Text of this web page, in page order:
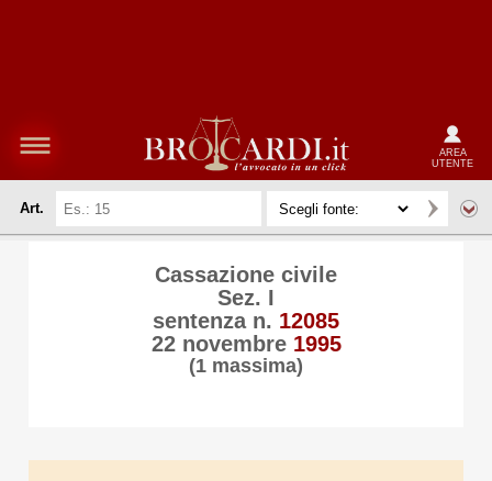
AREA
UTENTE
Art.
Cassazione civile
Sez. I
sentenza n. 12085
22 novembre 1995
(1 massima)